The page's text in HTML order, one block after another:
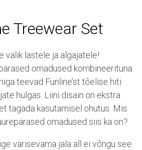
Treewear Set
valik lastele ja algajatele!
omadused kombineerituna
teevad Funline’st tõelise hiti
hulgas. Liini disain on ekstra
tagada kasutamisel ohutus. Mis
omadused siis ka on?
värisevama jala all ei võngu see